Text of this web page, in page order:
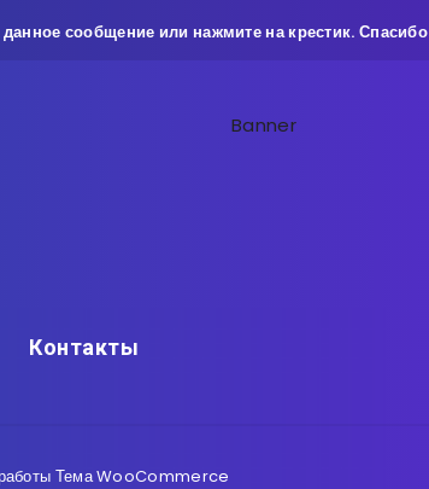
сообщение или нажмите на крестик. Спасибо
Контакты
Тема WooCommerce